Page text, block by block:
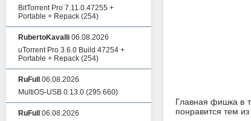
Главная фишка в
понравится тем
BitTorrent Pro 7.11.0.47255 +
Portable + Repack (254)
RubertoKavalli 06.08.2026
uTorrent Pro 3.6.0 Build 47254 +
Portable + Repack (254)
RuFull
06.08.2026
MultiOS-USB 0.13.0 (295 660)
RuFull
06.08.2026